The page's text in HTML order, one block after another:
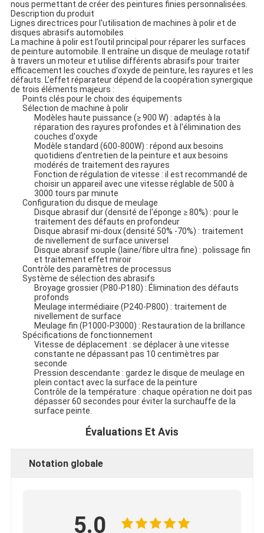
nous permettant de créer des peintures finies personnalisées.
Description du produit
Lignes directrices pour l'utilisation de machines à polir et de
disques abrasifs automobiles
La machine à polir est l’outil principal pour réparer les surfaces
de peinture automobile. Il entraîne un disque de meulage rotatif
à travers un moteur et utilise différents abrasifs pour traiter
efficacement les couches d'oxyde de peinture, les rayures et les
défauts. L’effet réparateur dépend de la coopération synergique
de trois éléments majeurs :
Points clés pour le choix des équipements
Sélection de machine à polir
Modèles haute puissance (≥ 900 W) : adaptés à la
réparation des rayures profondes et à l'élimination des
couches d'oxyde
Modèle standard (600-800W) : répond aux besoins
quotidiens d’entretien de la peinture et aux besoins
modérés de traitement des rayures
Fonction de régulation de vitesse : il est recommandé de
choisir un appareil avec une vitesse réglable de 500 à
3000 tours par minute
Configuration du disque de meulage
Disque abrasif dur (densité de l'éponge ≥ 80%) : pour le
traitement des défauts en profondeur
Disque abrasif mi-doux (densité 50% -70%) : traitement
de nivellement de surface universel
Disque abrasif souple (laine/fibre ultra fine) : polissage fin
et traitement effet miroir
Contrôle des paramètres de processus
Système de sélection des abrasifs
Broyage grossier (P80-P180) : Élimination des défauts
profonds
Meulage intermédiaire (P240-P800) : traitement de
nivellement de surface
Meulage fin (P1000-P3000) : Restauration de la brillance
Spécifications de fonctionnement
Vitesse de déplacement : se déplacer à une vitesse
constante ne dépassant pas 10 centimètres par
seconde
Pression descendante : gardez le disque de meulage en
plein contact avec la surface de la peinture
Contrôle de la température : chaque opération ne doit pas
dépasser 60 secondes pour éviter la surchauffe de la
surface peinte.
Évaluations Et Avis
Notation globale
5.0